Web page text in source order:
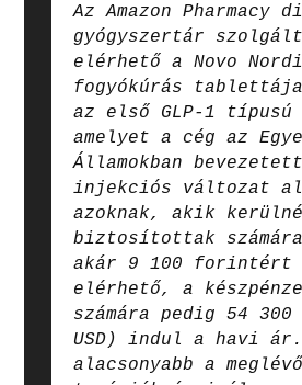
Az Amazon Pharmacy
gyógyszertár
elérhető a Novo
fogyókúrás
az első GLP-1
amelyet a cég az
Államokban
injekciós változat
azoknak, akik
biztosítottak
akár 9 100 forintért
elérhető, a
számára pedig 54
USD) indul a havi
alacsonyabb a